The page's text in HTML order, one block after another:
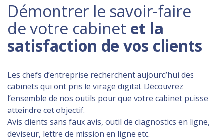
Démontrer le savoir-faire
de votre cabinet et la
satisfaction de vos clients
Les chefs d’entreprise recherchent aujourd’hui des
cabinets qui ont pris le virage digital. Découvrez
l’ensemble de nos outils pour que votre cabinet puisse
atteindre cet objectif.
Avis clients sans faux avis, outil de diagnostics en ligne,
deviseur, lettre de mission en ligne etc.